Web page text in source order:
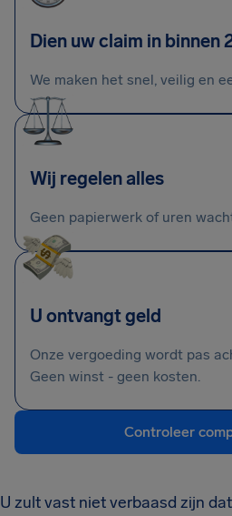
Dien uw claim in binnen
We maken het snel, veilig en
Wij regelen alles
Geen papierwerk of uren
U ontvangt geld
Onze vergoeding wordt pas
Geen winst - geen kosten.
Controleer
U zult vast niet verbaasd zijn dat